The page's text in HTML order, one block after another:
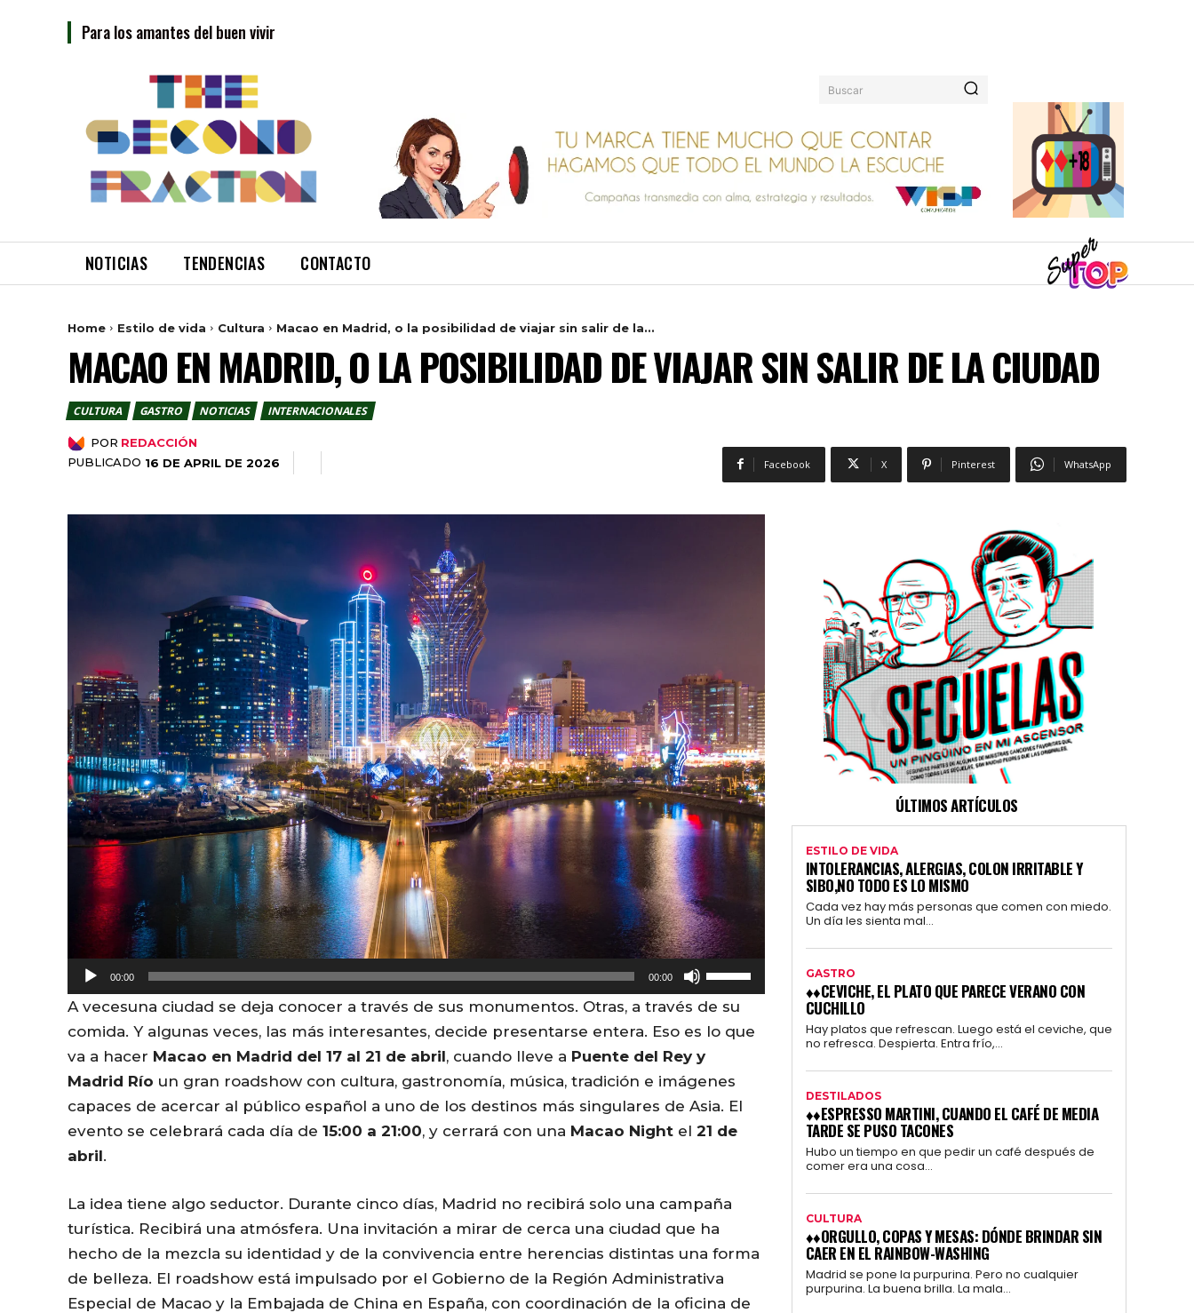
Para los amantes del buen vivir
Buscar
NOTICIAS TENDENCIAS CONTACTO
Home Estilo de vida Cultura Macao en Madrid, o la posibilidad de viajar sin salir de la...
MACAO EN MADRID, O LA POSIBILIDAD DE VIAJAR SIN SALIR DE LA CIUDAD
CULTURA GASTRO NOTICIAS INTERNACIONALES
POR REDACCIÓN
PUBLICADO 16 DE APRIL DE 2026 Facebook X Pinterest WhatsApp
u
00:00 00:00
U
s
A vecesuna ciudad se deja conocer a través de sus monumentos. Otras, a través de su
comida. Y algunas veces, las más interesantes, decide presentarse entera. Eso es lo que
va a hacer Macao en Madrid del 17 al 21 de abril, cuando lleve a Puente del Rey y
Madrid Río un gran roadshow con cultura, gastronomía, música, tradición e imágenes
capaces de acercar al público español a uno de los destinos más singulares de Asia. El
evento se celebrará cada día de 15:00 a 21:00, y cerrará con una Macao Night el 21 de
abril.
La idea tiene algo seductor. Durante cinco días, Madrid no recibirá solo una campaña
turística. Recibirá una atmósfera. Una invitación a mirar de cerca una ciudad que ha
hecho de la mezcla su identidad y de la convivencia entre herencias distintas una forma
de belleza. El roadshow está impulsado por el Gobierno de la Región Administrativa
Especial de Macao y la Embajada de China en España, con coordinación de la oficina de
ÚLTIMOS ARTÍCULOS
ESTILO DE VIDA
INTOLERANCIAS, ALERGIAS, COLON IRRITABLE Y
SIBO,NO TODO ES LO MISMO
Cada vez hay más personas que comen con miedo.
Un día les sienta mal...
GASTRO
♦♦CEVICHE, EL PLATO QUE PARECE VERANO CON
CUCHILLO
Hay platos que refrescan. Luego está el ceviche, que
no refresca. Despierta. Entra frío,...
DESTILADOS
♦♦ESPRESSO MARTINI, CUANDO EL CAFÉ DE MEDIA
TARDE SE PUSO TACONES
Hubo un tiempo en que pedir un café después de
comer era una cosa...
CULTURA
♦♦ORGULLO, COPAS Y MESAS: DÓNDE BRINDAR SIN
CAER EN EL RAINBOW-WASHING
Madrid se pone la purpurina. Pero no cualquier
purpurina. La buena brilla. La mala...